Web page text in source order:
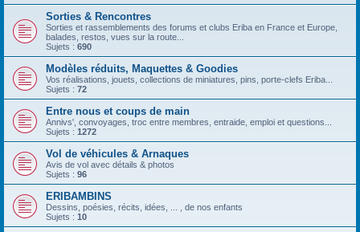
Sorties & Rencontres
Sorties et rassemblements des forums et clubs Eriba en France et Europe,
balades, restos, vues sur la route...
Sujets : 690
Modèles réduits, Maquettes & Goodies
Vos réalisations, jouets, collections de miniatures, pins, porte-clefs Eriba...
Sujets : 72
Entre nous et coups de main
Annivs', convoyages, troc entre membres, entraide, emploi et questions...
Sujets : 1272
Vol de véhicules & Arnaques
Avis de vol avec détails & photos
Sujets : 96
ERIBAMBINS
Dessins, poésies, récits, idées, ... , de nos enfants
Sujets : 10